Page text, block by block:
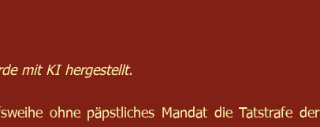
mit KI hergestellt.
ohne päpstliches Mandat die Tatstrafe der